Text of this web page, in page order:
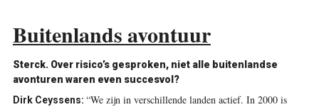
Buitenlands avontuur
Sterck. Over risico’s gesproken, niet alle buitenlandse
avonturen waren even succesvol?
Dirk Ceyssens: “We zijn in verschillende landen actief. In 2000 is